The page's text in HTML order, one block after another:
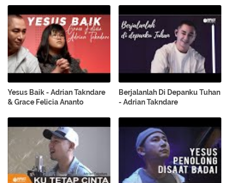
Yesus Baik - Adrian Takndare
& Grace Felicia Ananto
Berjalanlah Di Depanku Tuhan
- Adrian Takndare